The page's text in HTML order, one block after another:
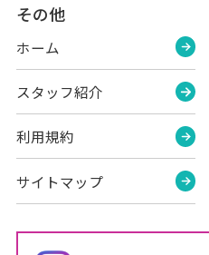
その他
ホーム
スタッフ紹介
利用規約
サイトマップ